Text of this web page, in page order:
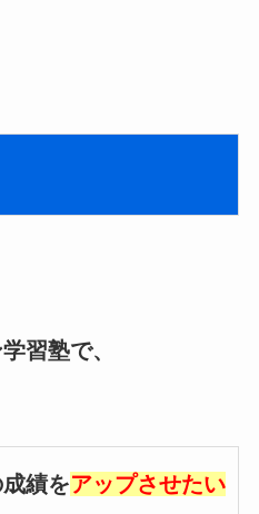
習塾で、
績をアップさせたい